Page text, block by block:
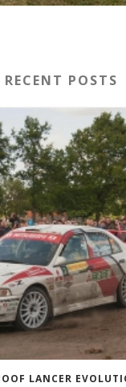
RECENT POSTS
LANCER